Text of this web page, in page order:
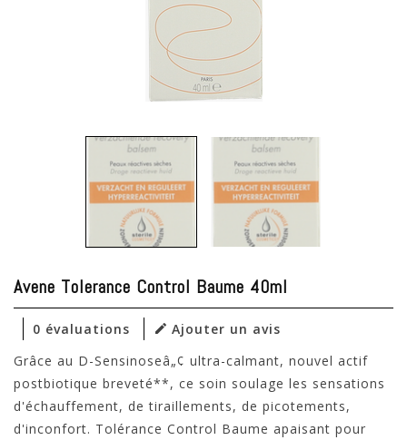
Avene Tolerance Control Baume 40ml
0 évaluations
Ajouter un avis
Grâce au D-Sensinoseâ„¢ ultra-calmant, nouvel actif
postbiotique breveté**, ce soin soulage les sensations
d'échauffement, de tiraillements, de picotements,
d'inconfort. Tolérance Control Baume apaisant pour